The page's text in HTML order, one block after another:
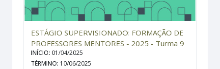
ESTÁGIO SUPERVISIONADO: FORMAÇÃO DE
PROFESSORES MENTORES - 2025 - Turma 9
INÍCIO: 01/04/2025
TÉRMINO: 10/06/2025